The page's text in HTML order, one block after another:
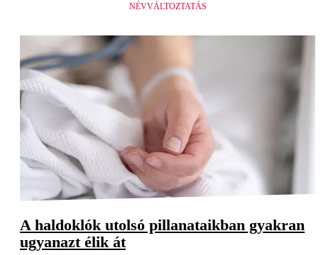
NÉVVÁLTOZTATÁS
A haldoklók utolsó pillanataikban gyakran
ugyanazt élik át